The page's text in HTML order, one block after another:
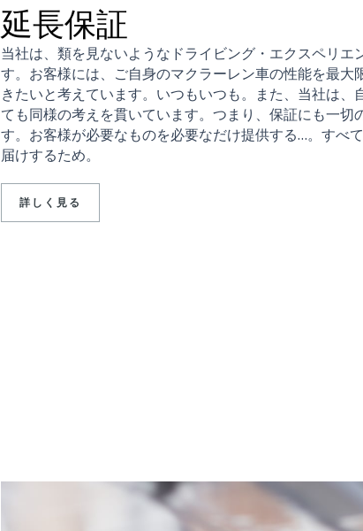
延長保証
当社は、類を見ないようなドライビング・エクスペリエ
す。お客様には、ご自身のマクラーレン車の性能を最大
きたいと考えています。いつもいつも。また、当社は、
ても同様の考えを貫いています。つまり、保証にも一切
す。お客様が必要なものを必要なだけ提供する…。すべ
届けするため。
詳しく見る